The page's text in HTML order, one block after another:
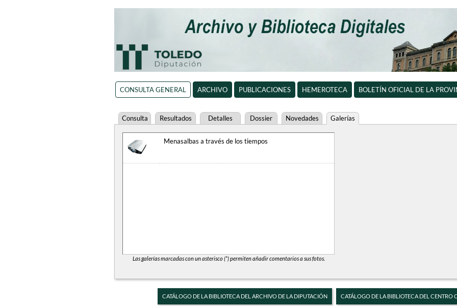
CONSULTA GENERAL ARCHIVO PUBLICACIONES HEMEROTECA BOLETÍN OFICIAL DE LA
Consulta Resultados Detalles Dossier Novedades Galerías
Menasalbas a través de los tiempos
Las galerías marcadas con un asterisco (*) permiten añadir comentarios a sus fotos.
CATÁLOGO DE LA BIBLIOTECA DEL ARCHIVO DE LA DIPUTACIÓN CATÁLOGO DE LA BIBLIOTECA DEL CENTRO